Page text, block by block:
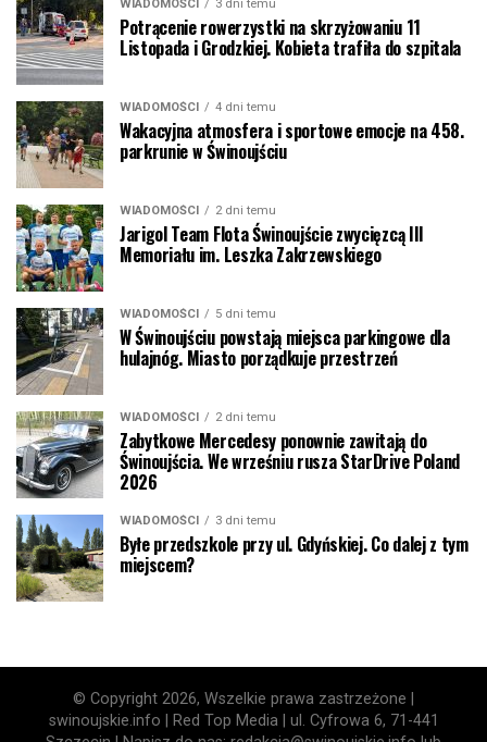
WIADOMOŚCI 3 dni temu
Potrącenie rowerzystki na skrzyżowaniu 11
Listopada i Grodzkiej. Kobieta trafiła do szpitala
WIADOMOŚCI 4 dni temu
Wakacyjna atmosfera i sportowe emocje na 458.
parkrunie w Świnoujściu
WIADOMOŚCI 2 dni temu
Jarigol Team Flota Świnoujście zwycięzcą III
Memoriału im. Leszka Zakrzewskiego
WIADOMOŚCI 5 dni temu
W Świnoujściu powstają miejsca parkingowe dla
hulajnóg. Miasto porządkuje przestrzeń
WIADOMOŚCI 2 dni temu
Zabytkowe Mercedesy ponownie zawitają do
Świnoujścia. We wrześniu rusza StarDrive Poland
2026
WIADOMOŚCI 3 dni temu
Byłe przedszkole przy ul. Gdyńskiej. Co dalej z tym
miejscem?
© Copyright 2026, Wszelkie prawa zastrzeżone |
swinoujskie.info | Red Top Media | ul. Cyfrowa 6, 71-441